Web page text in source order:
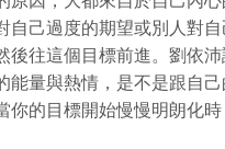
自己過度的期望或別人對
後往這個目標前進。劉依
能量與熱情，是不是跟自
你的目標開始慢慢明朗化